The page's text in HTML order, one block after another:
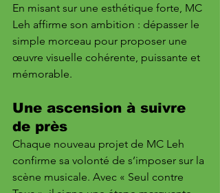
En misant sur une esthétique forte, MC
Leh affirme son ambition : dépasser le
simple morceau pour proposer une
œuvre visuelle cohérente, puissante et
mémorable.
Une ascension à suivre
de près
Chaque nouveau projet de MC Leh
confirme sa volonté de s’imposer sur la
scène musicale. Avec « Seul contre